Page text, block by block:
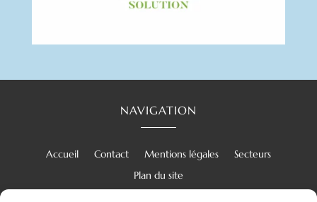
NAVIGATION
Accueil Contact Mentions légales
Secteurs
Plan du site